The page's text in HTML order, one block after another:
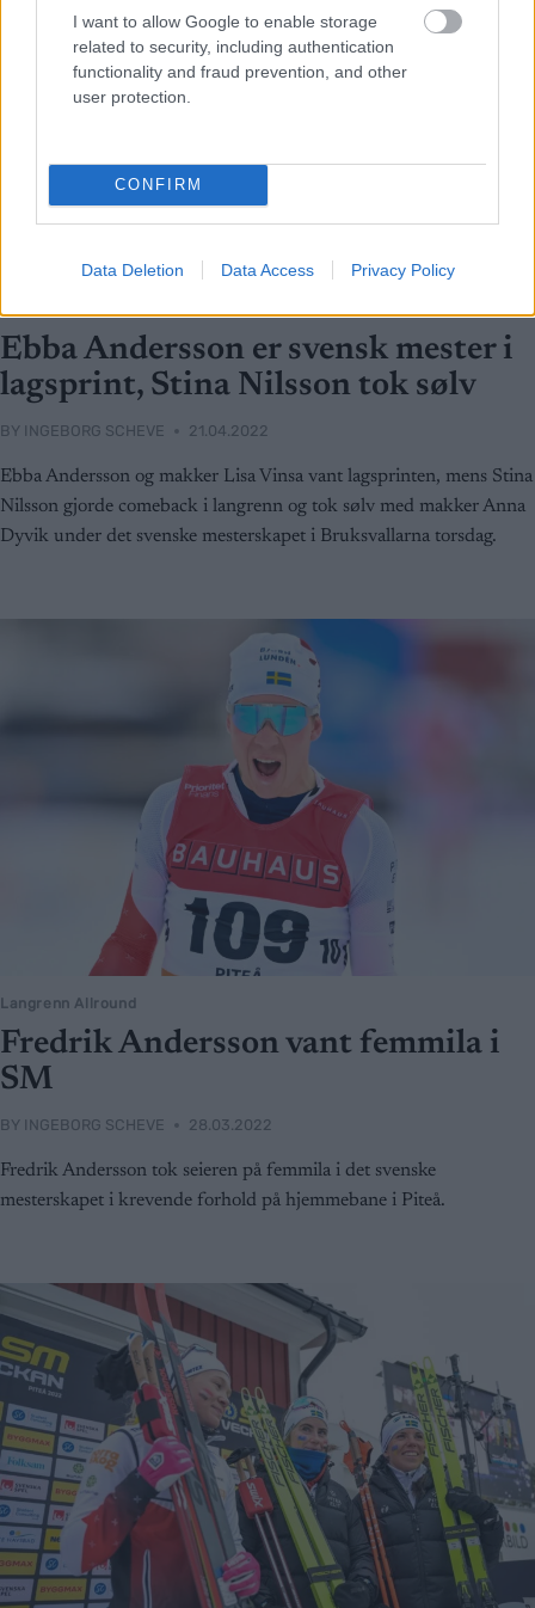
I want to allow Google to enable storage
related to security, including authentication
functionality and fraud prevention, and other
user protection.
CONFIRM
Data Deletion Data Access Privacy Policy
Langrenn Allround
Ebba Andersson er svensk mester i
lagsprint, Stina Nilsson tok sølv
BY INGEBORG SCHEVE 21.04.2022
Ebba Andersson og makker Lisa Vinsa vant lagsprinten, mens Stina
Nilsson gjorde comeback i langrenn og tok sølv med makker Anna
Dyvik under det svenske mesterskapet i Bruksvallarna torsdag.
Langrenn Allround
Fredrik Andersson vant femmila i
SM
BY INGEBORG SCHEVE 28.03.2022
Fredrik Andersson tok seieren på femmila i det svenske
mesterskapet i krevende forhold på hjemmebane i Piteå.